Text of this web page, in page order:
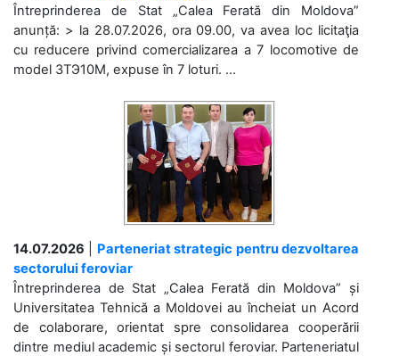
Întreprinderea de Stat „Calea Ferată din Moldova”
anunță: > la 28.07.2026, ora 09.00, va avea loc licitaţia
cu reducere privind comercializarea a 7 locomotive de
model 3ТЭ10М, expuse în 7 loturi. ...
14.07.2026
Parteneriat strategic pentru dezvoltarea
sectorului feroviar
Întreprinderea de Stat „Calea Ferată din Moldova” și
Universitatea Tehnică a Moldovei au încheiat un Acord
de colaborare, orientat spre consolidarea cooperării
dintre mediul academic și sectorul feroviar. Parteneriatul